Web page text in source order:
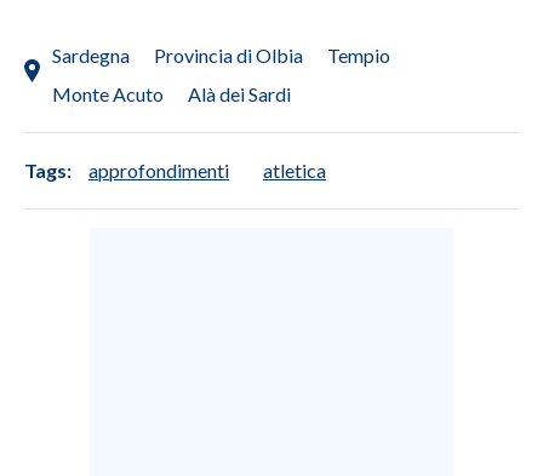
Sardegna Provincia di Olbia
Tempio
Monte Acuto
Alà dei Sardi
Tags: approfondimenti atletica